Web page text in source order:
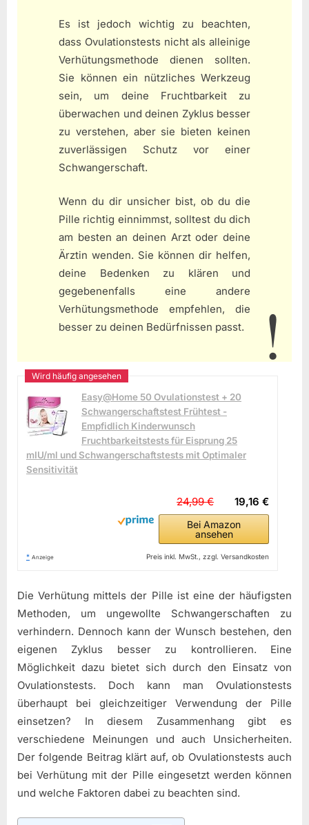
Es ist jedoch wichtig zu beachten,
dass Ovulationstests nicht als alleinige
Verhütungsmethode dienen sollten.
Sie können ein nützliches Werkzeug
sein, um deine Fruchtbarkeit zu
überwachen und deinen Zyklus besser
zu verstehen, aber sie bieten keinen
zuverlässigen Schutz vor einer
Schwangerschaft.
Wenn du dir unsicher bist, ob du die
Pille richtig einnimmst, solltest du dich
am besten an deinen Arzt oder deine
Ärztin wenden. Sie können dir helfen,
deine Bedenken zu klären und
gegebenenfalls eine andere
Verhütungsmethode empfehlen, die
besser zu deinen Bedürfnissen passt.
Easy@Home 50 Ovulationstest + 20
Schwangerschaftstest Frühtest -
Empfidlich Kinderwunsch
Fruchtbarkeitstests für Eisprung 25
mIU/ml und Schwangerschaftstests mit Optimaler
Sensitivität
19,16 €
24,99 €
Bei Amazon
ansehen
* Anzeige Preis inkl. MwSt., zzgl. Versandkosten
Die Verhütung mittels der Pille ist eine der häufigsten
Methoden, um ungewollte Schwangerschaften zu
verhindern. Dennoch kann der Wunsch bestehen, den
eigenen Zyklus besser zu kontrollieren. Eine
Möglichkeit dazu bietet sich durch den Einsatz von
Ovulationstests. Doch kann man Ovulationstests
überhaupt bei gleichzeitiger Verwendung der Pille
einsetzen? In diesem Zusammenhang gibt es
verschiedene Meinungen und auch Unsicherheiten.
Der folgende Beitrag klärt auf, ob Ovulationstests auch
bei Verhütung mit der Pille eingesetzt werden können
und welche Faktoren dabei zu beachten sind.